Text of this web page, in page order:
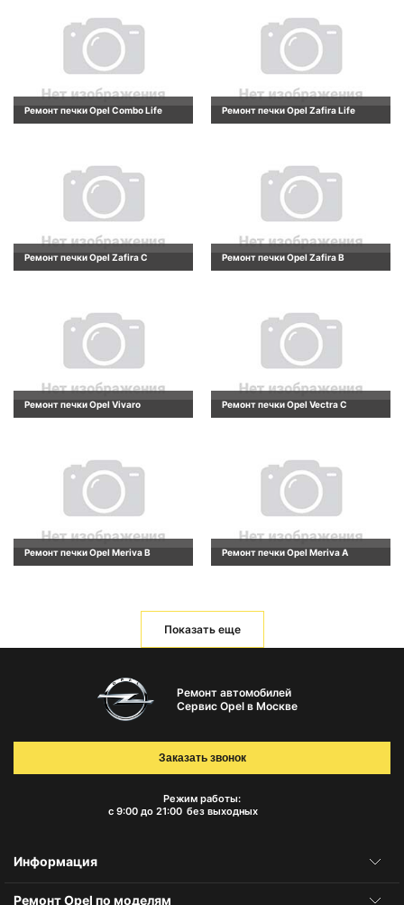
Ремонт печки Opel Combo Life Ремонт печки Opel Zafira Life
Ремонт печки Opel Zafira C Ремонт печки Opel Zafira B
Ремонт печки Opel Vivaro Ремонт печки Opel Vectra C
Ремонт печки Opel Meriva B Ремонт печки Opel Meriva A
Показать еще
Ремонт автомобилей
Сервис Opel в Москве
Режим работы:
с 9:00 до 21:00 без выходных
Заказать звонок
Информация
Ремонт Opel по моделям